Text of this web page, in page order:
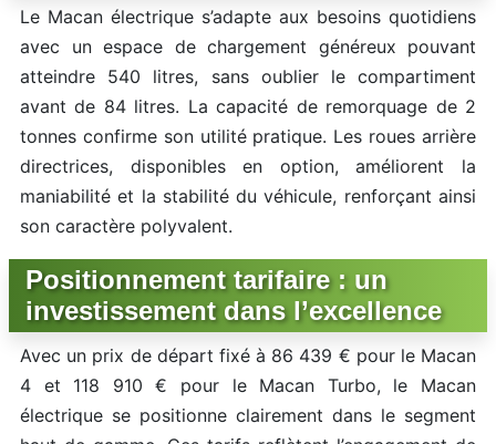
Le Macan électrique s’adapte aux besoins quotidiens
avec un espace de chargement généreux pouvant
atteindre 540 litres, sans oublier le compartiment
avant de 84 litres. La capacité de remorquage de 2
tonnes confirme son utilité pratique. Les roues arrière
directrices, disponibles en option, améliorent la
maniabilité et la stabilité du véhicule, renforçant ainsi
son caractère polyvalent.
Positionnement tarifaire : un
investissement dans l’excellence
Avec un prix de départ fixé à 86 439 € pour le Macan
4 et 118 910 € pour le Macan Turbo, le Macan
électrique se positionne clairement dans le segment